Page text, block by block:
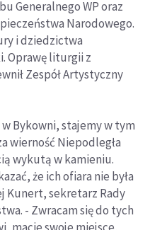
Generalnego WP oraz
Narodowego.
i dziedzictwa
Oprawę liturgii z
Zespół Artystyczny
Bykowni, stajemy w tym
wierność Niepodległa
wykutą w kamieniu.
że ich ofiara nie była
Kunert, sekretarz Rady
- Zwracam się do tych